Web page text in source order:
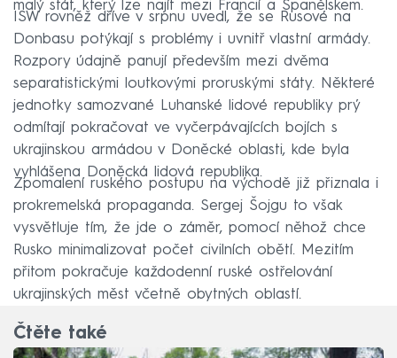
malý stát, který lze najít mezi Francií a Španělskem.
ISW rovněž dříve v srpnu uvedl, že se Rusové na
Donbasu potýkají s problémy i uvnitř vlastní armády.
Rozpory údajně panují především mezi dvěma
separatistickými loutkovými proruskými státy. Některé
jednotky samozvané Luhanské lidové republiky prý
odmítají pokračovat ve vyčerpávajících bojích s
ukrajinskou armádou v Doněcké oblasti, kde byla
vyhlášena Doněcká lidová republika.
Zpomalení ruského postupu na východě již přiznala i
prokremelská propaganda. Sergej Šojgu to však
vysvětluje tím, že jde o záměr, pomocí něhož chce
Rusko minimalizovat počet civilních obětí. Mezitím
přitom pokračuje každodenní ruské ostřelování
ukrajinských měst včetně obytných oblastí.
Čtěte také